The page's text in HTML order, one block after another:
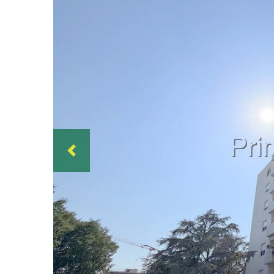
Previous